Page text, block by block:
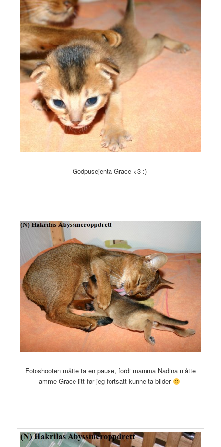
Godpusejenta Grace <3 :)
Fotoshooten måtte ta en pause, fordi mamma Nadina måtte
amme Grace litt før jeg fortsatt kunne ta bilder